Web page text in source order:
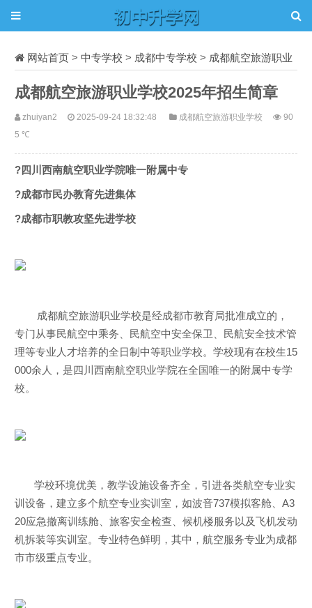
网站首页 > 中专学校 > 成都中专学校 > 成都航空旅游职业
学校 正文
成都航空旅游职业学校2025年招生简章
zhuiyan2 2025-09-24 18:32:48 成都航空旅游职业学校
90
5 ℃
?四川西南航空职业学院唯一附属中专
?成都市民办教育先进集体
?成都市职教攻坚先进学校
成都航空旅游职业学校是经成都市教育局批准成立的，
专门从事民航空中乘务、民航空中安全保卫、民航安全技术管
理等专业人才培养的全日制中等职业学校。学校现有在校生15
000余人，是四川西南航空职业学院在全国唯一的附属中专学
校。
学校环境优美，教学设施设备齐全，引进各类航空专业实
训设备，建立多个航空专业实训室，如波音737模拟客舱、A3
20应急撤离训练舱、旅客安全检查、候机楼服务以及飞机发动
机拆装等实训室。专业特色鲜明，其中，航空服务专业为成都
市市级重点专业。